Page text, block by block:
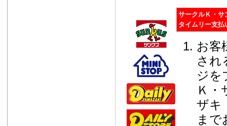
サークルＫ・サ
タイムリー支払
お客
され
ジを
Ｋ・
ザキ
まで